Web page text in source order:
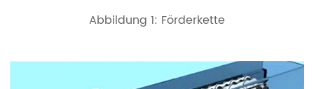
Abbildung 1: Förderkette